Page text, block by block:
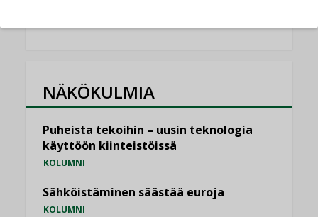
NÄKÖKULMIA
Puheista tekoihin – uusin teknologia
käyttöön kiinteistöissä
KOLUMNI
Sähköistäminen säästää euroja
KOLUMNI